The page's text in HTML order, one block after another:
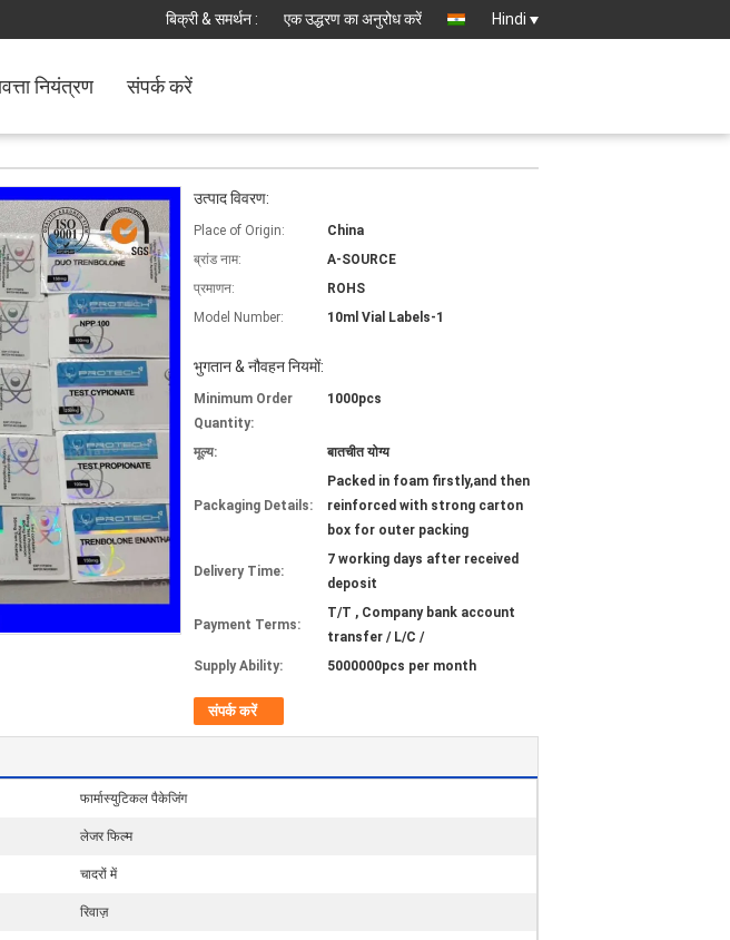
बिक्री & समर्थन : एक उद्धरण का अनुरोध करें Hindi
नियंत्रण संपर्क करें
उत्पाद विवरण:
Place of Origin:
China
ब्रांड नाम:
A-SOURCE
प्रमाणन:
ROHS
Model Number:
10ml Vial Labels-1
भुगतान & नौवहन नियमों:
Minimum Order
Quantity:
1000pcs
मूल्य: बातचीत योग्य
Packaging Details:
Packed in foam firstly,and then
reinforced with strong carton
box for outer packing
Delivery Time:
7 working days after received
deposit
Payment Terms:
T/T , Company bank account
transfer / L/C /
Supply Ability:
5000000pcs per month
संपर्क करें
फार्मास्युटिकल पैकेजिंग
लेजर फिल्म
चादरों में
रिवाज़